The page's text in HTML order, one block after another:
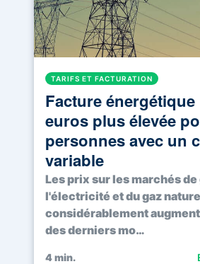
TARIFS ET FACTURATION
Facture énergétique
euros plus élevée
personnes avec un
variable
Les prix sur les marchés de
l'électricité et du gaz
considérablement
des derniers mo…
4min.